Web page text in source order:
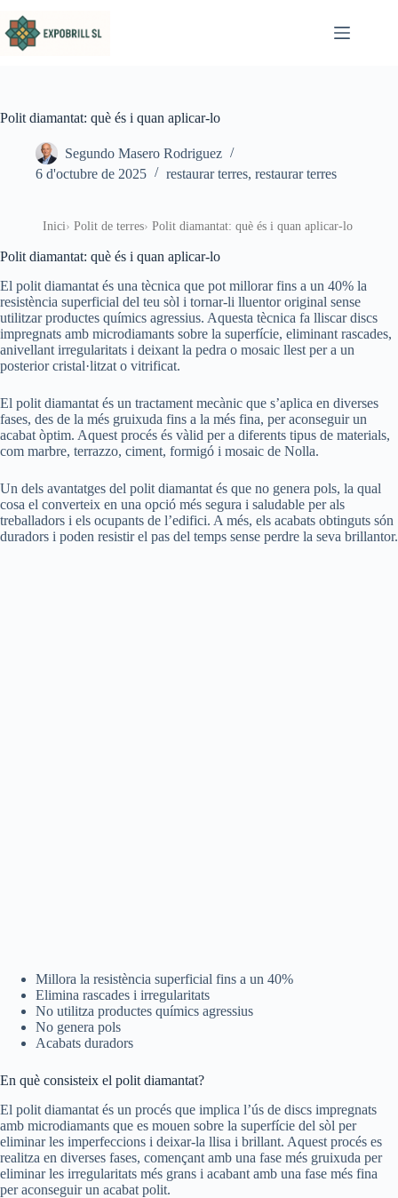
Polit diamantat: què és i quan aplicar-lo
Segundo Masero Rodriguez
6 d'octubre de 2025
restaurar terres, restaurar terres
Inici Polit de terres Polit diamantat: què és i quan aplicar-lo
Polit diamantat: què és i quan aplicar-lo
El polit diamantat és una tècnica que pot millorar fins a un 40% la
resistència superficial del teu sòl i tornar-li lluentor original sense
utilitzar productes químics agressius. Aquesta tècnica fa lliscar discs
impregnats amb microdiamants sobre la superfície, eliminant rascades,
anivellant irregularitats i deixant la pedra o mosaic llest per a un
posterior cristal·litzat o vitrificat.
El polit diamantat és un tractament mecànic que s’aplica en diverses
fases, des de la més gruixuda fins a la més fina, per aconseguir un
acabat òptim. Aquest procés és vàlid per a diferents tipus de materials,
com marbre, terrazzo, ciment, formigó i mosaic de Nolla.
Un dels avantatges del polit diamantat és que no genera pols, la qual
cosa el converteix en una opció més segura i saludable per als
treballadors i els ocupants de l’edifici. A més, els acabats obtinguts són
duradors i poden resistir el pas del temps sense perdre la seva brillantor.
Millora la resistència superficial fins a un 40%
Elimina rascades i irregularitats
No utilitza productes químics agressius
No genera pols
Acabats duradors
En què consisteix el polit diamantat?
El polit diamantat és un procés que implica l’ús de discs impregnats
amb microdiamants que es mouen sobre la superfície del sòl per
eliminar les imperfeccions i deixar-la llisa i brillant. Aquest procés es
realitza en diverses fases, començant amb una fase més gruixuda per
eliminar les irregularitats més grans i acabant amb una fase més fina
per aconseguir un acabat polit.